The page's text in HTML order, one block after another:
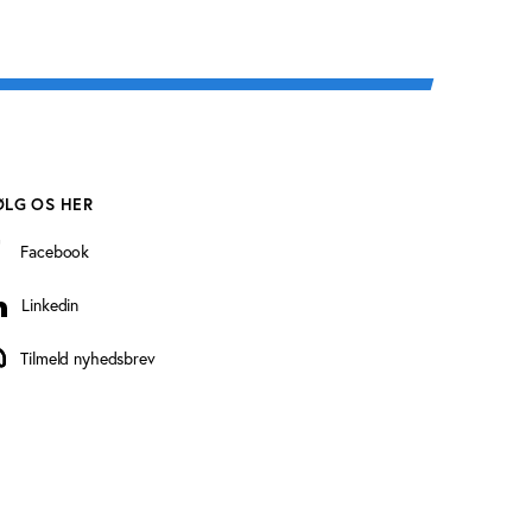
OS HER
Facebook
Linkedin
nyhedsbrev
Tilmeld nyhedsbrev